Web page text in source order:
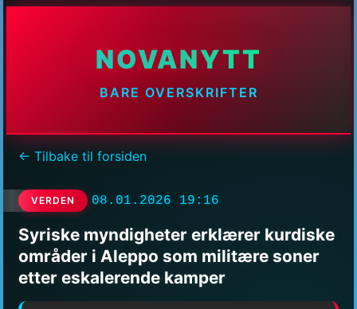
NOVANYTT
BARE OVERSKRIFTER
← Tilbake til forsiden
VERDEN 08.01.2026 19:16
Syriske myndigheter erklærer kurdiske
områder i Aleppo som militære soner
etter eskalerende kamper